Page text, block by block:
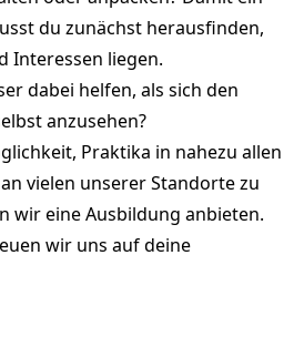
du zunächst herausfinden,
Interessen liegen.
dabei helfen, als sich den
anzusehen?
Praktika in nahezu allen
vielen unserer Standorte zu
wir eine Ausbildung anbieten.
wir uns auf deine